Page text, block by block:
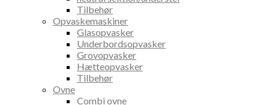
Tilbehør
Opvaskemaskiner
Glasopvasker
Underbordsopvasker
Grovopvasker
Hætteopvasker
Tilbehør
Ovne
Combi ovne